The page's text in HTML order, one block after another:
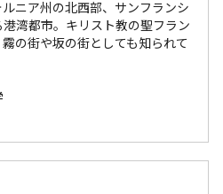
ニア州の北西部、サンフランシ
湾都市。キリスト教の聖フラン
の街や坂の街としても知られて